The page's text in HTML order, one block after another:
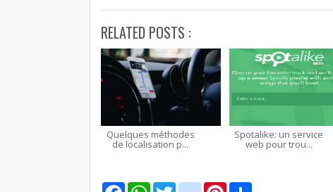
RELATED POSTS :
Quelques méthodes
de localisation p...
Spotalike: un service
web pour trou...
F W T g P